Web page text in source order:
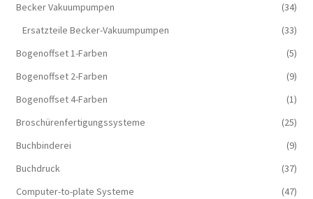
Becker Vakuumpumpen
(34)
Ersatzteile Becker-Vakuumpumpen
(33)
Bogenoffset 1-Farben
(5)
Bogenoffset 2-Farben
(9)
Bogenoffset 4-Farben
(1)
Broschürenfertigungssysteme
(25)
Buchbinderei
(9)
Buchdruck
(37)
Computer-to-plate Systeme
(47)